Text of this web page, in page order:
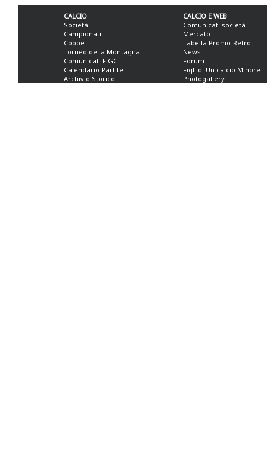
CALCIO
Società
Campionati
Coppe
Torneo della Montagna
Comunicati FIGC
Calendario Partite
Archivio Storico
CALCIO E WEB
Comunicati società
Mercato
Tabella Promo-Retro
News
Forum
Figli di Un calcio Minore
Photogallery